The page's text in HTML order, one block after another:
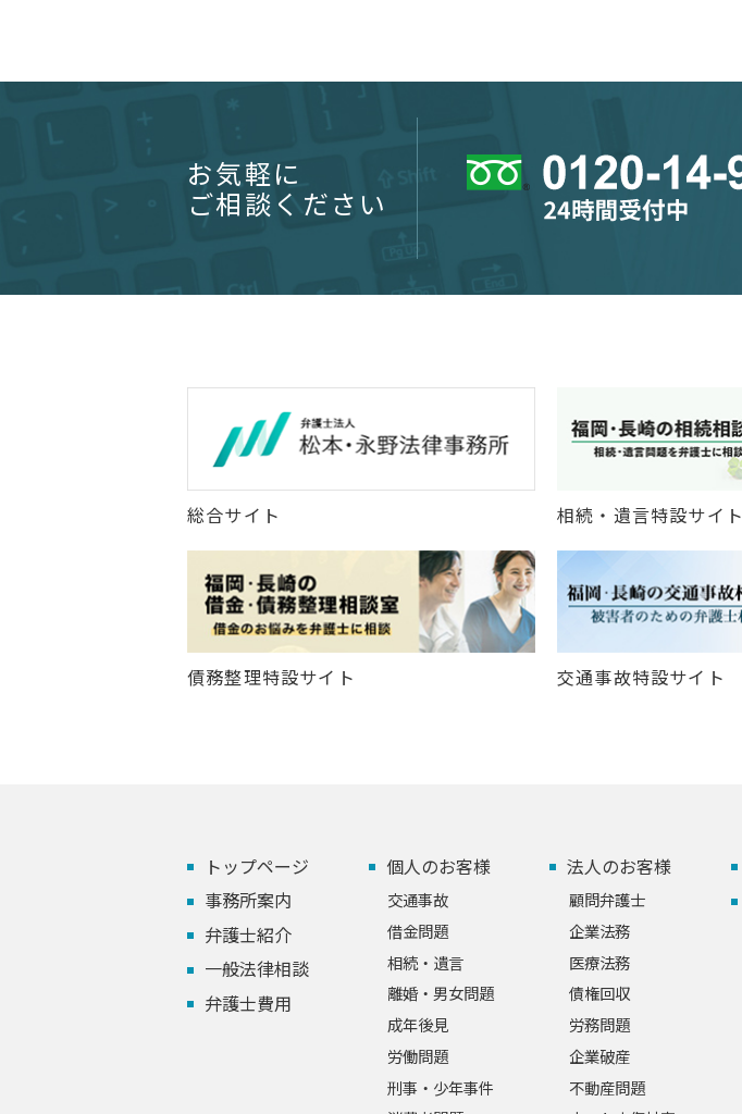
お気軽に
ご相談ください
総合サイト 相続・遺言特設サイト
債務整理特設サイト 交通事故特設サイト
トップページ
事務所案内
弁護士紹介
一般法律相談
弁護士費用
個人のお客様
交通事故
借金問題
相続・遺言
離婚・男女問題
成年後見
労働問題
刑事・少年事件
法人のお客様
顧問弁護士
企業法務
医療法務
債権回収
労務問題
企業破産
不動産問題